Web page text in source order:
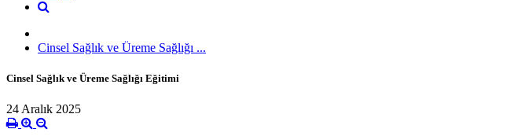
Cinsel Sağlık ve Üreme Sağlığı ...
Cinsel Sağlık ve Üreme Sağlığı Eğitimi
24 Aralık 2025